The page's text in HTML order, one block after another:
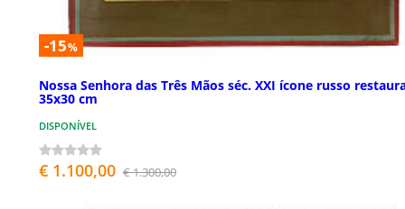
-15%
Nossa Senhora das Três Mãos séc. XXI ícone russo
35x30 cm
DISPONÍVEL
€ 1.100,00 € 1.300,00